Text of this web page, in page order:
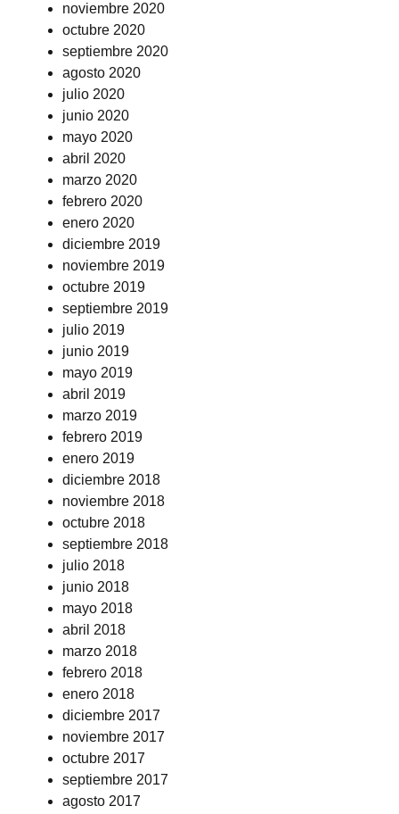
noviembre 2020
octubre 2020
septiembre 2020
agosto 2020
julio 2020
junio 2020
mayo 2020
abril 2020
marzo 2020
febrero 2020
enero 2020
diciembre 2019
noviembre 2019
octubre 2019
septiembre 2019
julio 2019
junio 2019
mayo 2019
abril 2019
marzo 2019
febrero 2019
enero 2019
diciembre 2018
noviembre 2018
octubre 2018
septiembre 2018
julio 2018
junio 2018
mayo 2018
abril 2018
marzo 2018
febrero 2018
enero 2018
diciembre 2017
noviembre 2017
octubre 2017
septiembre 2017
agosto 2017